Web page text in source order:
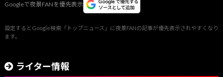
Googleで夜景FANを優先表示
設定するとGoogle検索「トップニュース」に夜景FANの記事が優先表示されやすくなり
ます。
ライター情報